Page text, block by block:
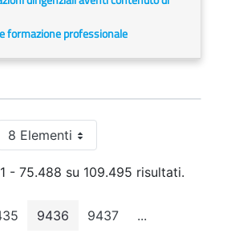
formazione professionale
8 ElementiPer pagina
- 75.488 su 109.495 risultati.
intermedie
Pagina Pagina
9436 Pagina
9437 ...Pagine